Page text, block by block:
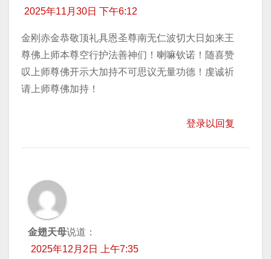
2025年11月30日 下午6:12
金刚赤金恭敬顶礼具恩圣尊南无仁波切大日如来王
尊佛上师本尊空行护法善神们！喇嘛钦诺！随喜赞
叹上师尊佛开示大加持不可思议无量功德！虔诚祈
请上师尊佛加持！
登录以回复
金翅天母说道：
2025年12月2日 上午7:35